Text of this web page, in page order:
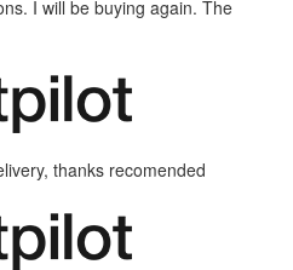
I will be buying again. The
thanks recomended